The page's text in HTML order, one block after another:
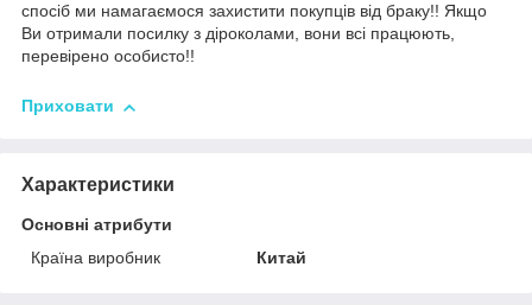
спосіб ми намагаємося захистити покупців від браку!! Якщо
Ви отримали посилку з діроколами, вони всі працюють,
перевірено особисто!!
Приховати
Характеристики
Основні атрибути
Країна виробник
Китай